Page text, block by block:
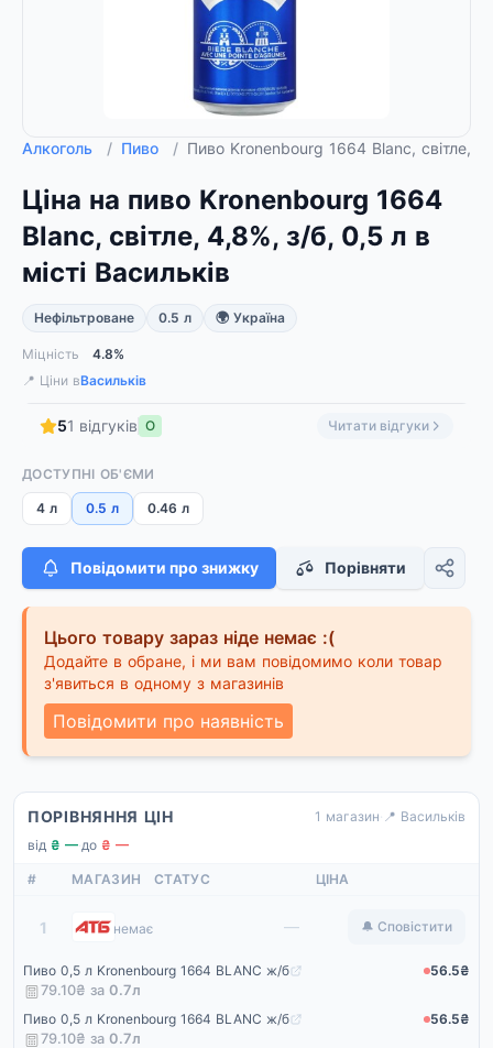
Алкоголь / Пиво / Пиво Kronenbourg 1664 Blanc, світле,
Ціна на пиво Kronenbourg 1664
Blanc, світле, 4,8%, з/б, 0,5 л в
місті Васильків
Нефільтроване 0.5 л 🌍 Україна
Міцність
4.8%
📍 Ціни вВасильків
51 відгуків О Читати відгуки
ДОСТУПНІ ОБ'ЄМИ
4 л 0.5 л 0.46 л
Повідомити про знижку Порівняти
Цього товару зараз ніде немає :(
Додайте в обране, і ми вам повідомимо коли товар
з'явиться в одному з магазинів
Повідомити про наявність
ПОРІВНЯННЯ ЦІН 1 магазин· 📍 Васильків
від ₴ —·до ₴ —
# МАГАЗИН СТАТУС ЦІНА
1 АТБ
немає — 🔔 Сповістити
Пиво 0,5 л Kronenbourg 1664 BLANC ж/б
56.5₴
79.10₴ за 0.7л
Пиво 0,5 л Kronenbourg 1664 BLANC ж/б
56.5₴
79.10₴ за 0.7л